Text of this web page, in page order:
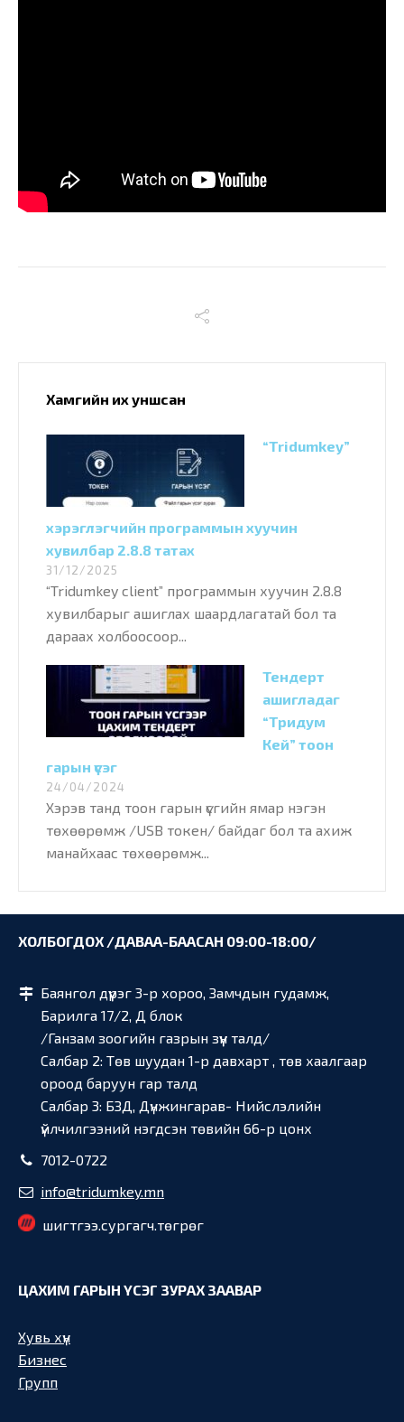
Хамгийн их уншсан
“Tridumkey”
хэрэглэгчийн программын хуучин
хувилбар 2.8.8 татах
31/12/2025
“Tridumkey client” программын хуучин 2.8.8
хувилбарыг ашиглах шаардлагатай бол та
дараах холбоосоор...
Тендерт
ашигладаг
“Тридум
Кей” тоон
гарын үсэг
24/04/2024
Хэрэв танд тоон гарын үсгийн ямар нэгэн
төхөөрөмж /USB токен/ байдаг бол та ахиж
манайхаас төхөөрөмж...
ХОЛБОГДОХ /ДАВАА-БААСАН 09:00-18:00/
Баянгол дүүрэг 3-р хороо, Замчдын гудамж,
Барилга 17/2, Д блок
/Ганзам зоогийн газрын зүүн талд/
Салбар 2: Төв шуудан 1-р давхарт , төв хаалгаар
ороод баруун гар талд
Салбар 3: БЗД, Дүнжингарав- Нийслэлийн
үйлчилгээний нэгдсэн төвийн 66-р цонх
7012-0722
info@tridumkey.mn
шигтгээ.сургагч.төгрөг
ЦАХИМ ГАРЫН ҮСЭГ ЗУРАХ ЗААВАР
Хувь хүн
Бизнес
Групп